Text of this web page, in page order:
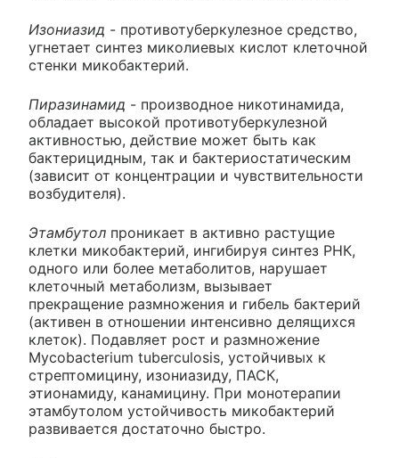
Изониазид - противотуберкулезное средство,
угнетает синтез миколиевых кислот клеточной
стенки микобактерий.
Пиразинамид - производное никотинамида,
обладает высокой противотуберкулезной
активностью, действие может быть как
бактерицидным, так и бактериостатическим
(зависит от концентрации и чувствительности
возбудителя).
Этамбутол проникает в активно растущие
клетки микобактерий, ингибируя синтез РНК,
одного или более метаболитов, нарушает
клеточный метаболизм, вызывает
прекращение размножения и гибель бактерий
(активен в отношении интенсивно делящихся
клеток). Подавляет рост и размножение
Mycobacterium tuberculosis, устойчивых к
стрептомицину, изониазиду, ПАСК,
этионамиду, канамицину. При монотерапии
этамбутолом устойчивость микобактерий
развивается достаточно быстро.